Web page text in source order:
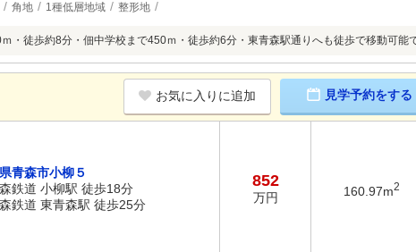
角地 1種低層地域 整形地
ｍ・徒歩約8分・佃中学校まで450ｍ・徒歩約6分・東青森駅通りへも徒歩で移動可能
お気に入りに追加 見学予約をする
青森市小柳５
鉄道 小柳駅 徒歩18分
鉄道 東青森駅 徒歩25分
852
万円 160.97m2